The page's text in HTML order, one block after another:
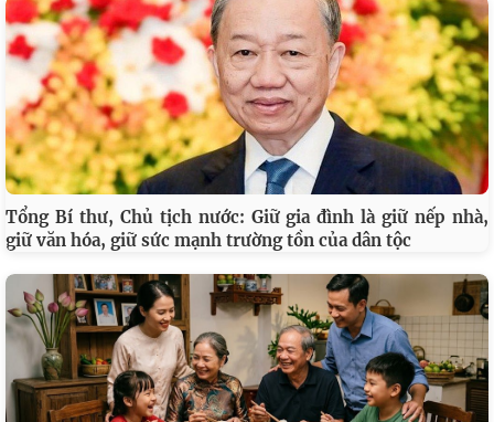
Tổng Bí thư, Chủ tịch nước: Giữ gia đình là giữ nếp nhà,
giữ văn hóa, giữ sức mạnh trường tồn của dân tộc